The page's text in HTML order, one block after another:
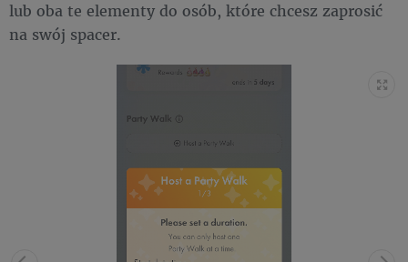
lub oba te elementy do osób, które chcesz zaprosić
na swój spacer.